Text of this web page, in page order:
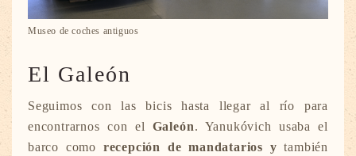
Museo de coches antiguos
El Galeón
Seguimos con las bicis hasta llegar al río para
encontrarnos con el Galeón. Yanukóvich usaba el
barco como recepción de mandatarios y también